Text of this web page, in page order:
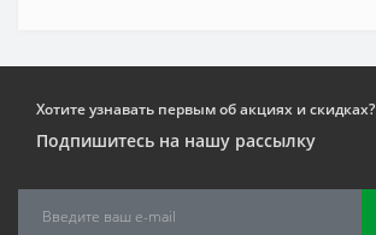
Хотите узнавать первым об акциях и скидках?
Подпишитесь на нашу рассылку